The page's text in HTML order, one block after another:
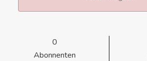
0
Abonnenten